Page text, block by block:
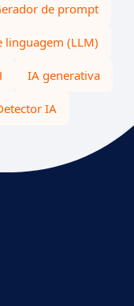
de prompt
linguagem (LLM)
IA generativa
IA